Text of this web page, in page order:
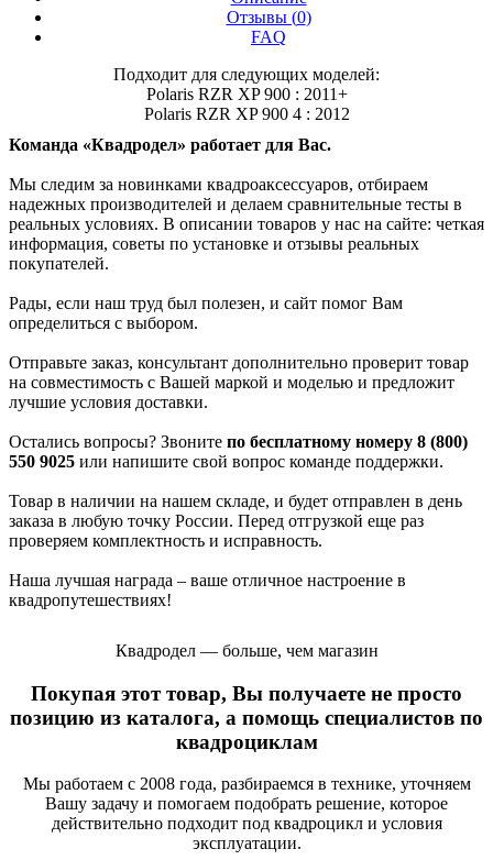
Отзывы (0)
FAQ
Подходит для следующих моделей:
Polaris RZR XP 900 : 2011+
Polaris RZR XP 900 4 : 2012
Команда «Квадродел» работает для Вас.
Мы следим за новинками квадроаксессуаров, отбираем
надежных производителей и делаем сравнительные тесты в
реальных условиях. В описании товаров у нас на сайте: четкая
информация, советы по установке и отзывы реальных
покупателей.
Рады, если наш труд был полезен, и сайт помог Вам
определиться с выбором.
Отправьте заказ, консультант дополнительно проверит товар
на совместимость с Вашей маркой и моделью и предложит
лучшие условия доставки.
Остались вопросы? Звоните по бесплатному номеру 8 (800)
550 9025 или напишите свой вопрос команде поддержки.
Товар в наличии на нашем складе, и будет отправлен в день
заказа в любую точку России. Перед отгрузкой еще раз
проверяем комплектность и исправность.
Наша лучшая награда – ваше отличное настроение в
квадропутешествиях!
Квадродел — больше, чем магазин
Покупая этот товар, Вы получаете не просто
позицию из каталога, а помощь специалистов по
квадроциклам
Мы работаем с 2008 года, разбираемся в технике, уточняем
Вашу задачу и помогаем подобрать решение, которое
действительно подходит под квадроцикл и условия
эксплуатации.